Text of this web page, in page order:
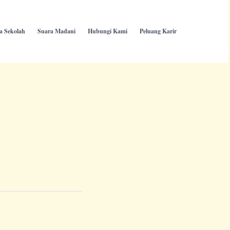
Sekolah Suara Madani Hubungi Kami Peluang Karir